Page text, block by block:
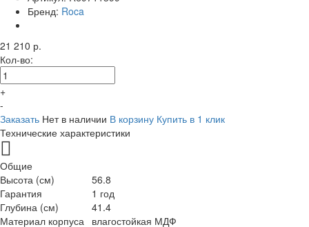
Бренд: Roca
21 210 р.
Кол-во:
+
-
Заказать Нет в наличии В корзину Купить в 1 клик
Технические характеристики
Общие
Высота (см)
56.8
Гарантия
1 год
Глубина (см)
41.4
Материал корпуса влагостойкая МДФ